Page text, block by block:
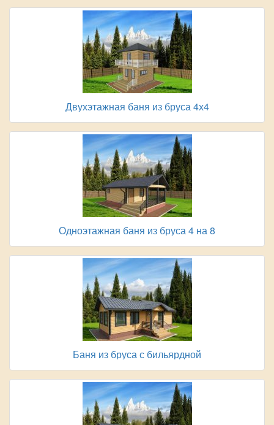
Двухэтажная баня из бруса 4х4
Одноэтажная баня из бруса 4 на 8
Баня из бруса с бильярдной